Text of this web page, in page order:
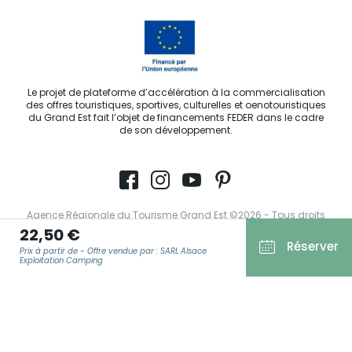
22,50 €
Prix à partir de - Offre vendue par : SARL Alsace
Exploitation Camping
Réserver
Le projet de plateforme d’accélération à la commercialisation
des offres touristiques, sportives, culturelles et oenotouristiques
du Grand Est fait l’objet de financements FEDER dans le cadre
de son développement.
Agence Régionale du Tourisme Grand Est ©2026 - Tous droits
Conditions Générales d’Utilisation